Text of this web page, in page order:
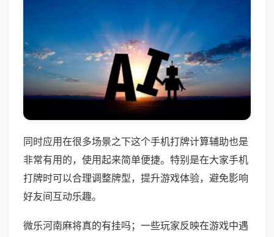
同时应用在很多场景之下这个手机打牌计算辅助也是
非常有用的，使用起来简单便捷。特别是在大家手机
打牌时可以合理调整牌型，提升游戏体验，避免影响
好友间互动乐趣。
微乐河南麻将真的有挂吗；一些玩家反映在游戏中遇